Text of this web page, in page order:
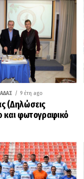
9 έτη ago
(Δηλώσεις
και φωτογραφικό